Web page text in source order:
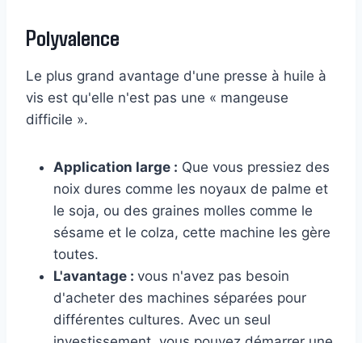
Polyvalence
Le plus grand avantage d'une presse à huile à
vis est qu'elle n'est pas une « mangeuse
difficile ».
Application large : Que vous pressiez des
noix dures comme les noyaux de palme et
le soja, ou des graines molles comme le
sésame et le colza, cette machine les gère
toutes.
L'avantage : vous n'avez pas besoin
d'acheter des machines séparées pour
différentes cultures. Avec un seul